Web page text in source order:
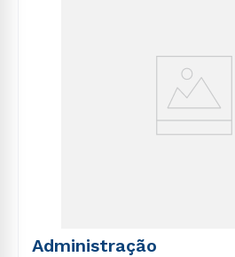
Administração